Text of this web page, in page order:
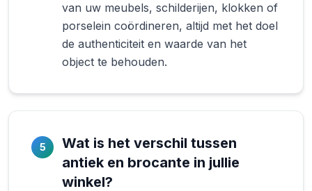
van uw meubels, schilderijen, klokken of
porselein coördineren, altijd met het doel
de authenticiteit en waarde van het
object te behouden.
5
Wat is het verschil tussen
antiek en brocante in jullie
winkel?